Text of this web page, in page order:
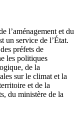
l’aménagement et du
un service de l’État.
préfets de
les politiques
de la
sur le climat et la
et de la
du ministère de la